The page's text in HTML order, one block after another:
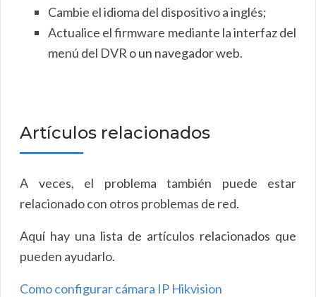
Cambie el idioma del dispositivo a inglés;
Actualice el firmware mediante la interfaz del
menú del DVR o un navegador web.
Artículos relacionados
A veces, el problema también puede estar
relacionado con otros problemas de red.
Aquí hay una lista de artículos relacionados que
pueden ayudarlo.
Como configurar cámara IP Hikvision